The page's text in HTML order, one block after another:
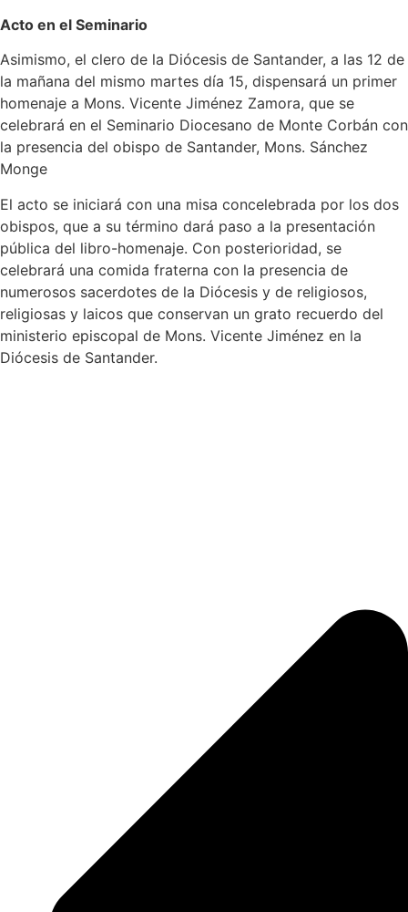
Acto en el Seminario
Asimismo, el clero de la Diócesis de Santander, a las 12 de
la mañana del mismo martes día 15, dispensará un primer
homenaje a Mons. Vicente Jiménez Zamora, que se
celebrará en el Seminario Diocesano de Monte Corbán con
la presencia del obispo de Santander, Mons. Sánchez
Monge
El acto se iniciará con una misa concelebrada por los dos
obispos, que a su término dará paso a la presentación
pública del libro-homenaje. Con posterioridad, se
celebrará una comida fraterna con la presencia de
numerosos sacerdotes de la Diócesis y de religiosos,
religiosas y laicos que conservan un grato recuerdo del
ministerio episcopal de Mons. Vicente Jiménez en la
Diócesis de Santander.